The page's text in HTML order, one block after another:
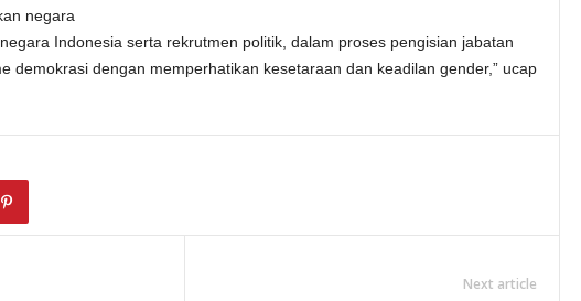
negara
Indonesia serta rekrutmen politik, dalam proses pengisian jabatan
demokrasi dengan memperhatikan kesetaraan dan keadilan gender,” ucap
Next article